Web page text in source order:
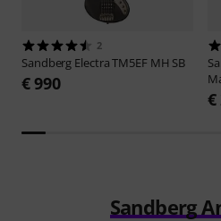
2
Sandberg Electra TM5EF MH SB
€ 990
€
Sandberg